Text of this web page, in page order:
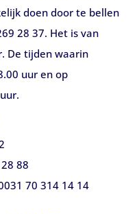
doen door te bellen
28 37. Het is van
De tijden waarin
uur en op
88
70 314 14 14